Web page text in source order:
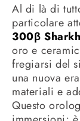
Al di là di
particolare
300β
oro e
fregiarsi del
una nuova
materiali e
Questo